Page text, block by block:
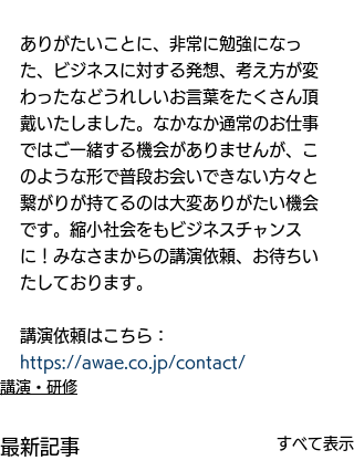
ありがたいことに、非常に勉強になっ
た、ビジネスに対する発想、考え方が変
わったなどうれしいお言葉をたくさん頂
戴いたしました。なかなか通常のお仕事
ではご一緒する機会がありませんが、こ
のような形で普段お会いできない方々と
繋がりが持てるのは大変ありがたい機会
です。縮小社会をもビジネスチャンス
に！みなさまからの講演依頼、お待ちい
たしております。
講演依頼はこちら：
https://awae.co.jp/contact/
講演・研修
最新記事 すべて表示